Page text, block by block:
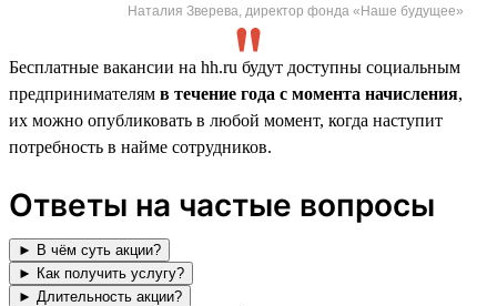
Наталия Зверева, директор фонда «Наше будущее»
Бесплатные вакансии на hh.ru будут доступны социальным
предпринимателям в течение года с момента начисления,
их можно опубликовать в любой момент, когда наступит
потребность в найме сотрудников.
Ответы на частые вопросы
► В чём суть акции?
► Как получить услугу?
► Длительность акции?